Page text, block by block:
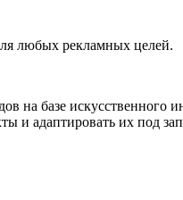
любых рекламных целей.
на базе
и адаптировать их под